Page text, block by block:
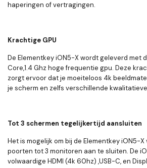
haperingen of vertragingen.
Krachtige GPU
De Elementkey iON5-X wordt geleverd met
Core,1.4 Ghz hoge frequentie gpu. Deze
zorgt ervoor dat je moeiteloos 4k
je scherm en zelfs verschillende
Tot 3 schermen tegelijkertijd aansluiten
Het is mogelijk om bij de Elementkey iON5-
poorten tot 3 monitoren aan te sluiten. De
volwaardige HDMI (4k 60hz) ,USB-C, en